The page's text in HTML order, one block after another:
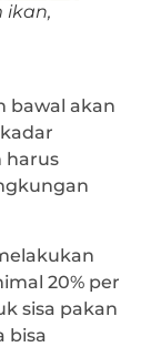
ikan,
bawal akan
harus
20% per
sisa pakan
bisa